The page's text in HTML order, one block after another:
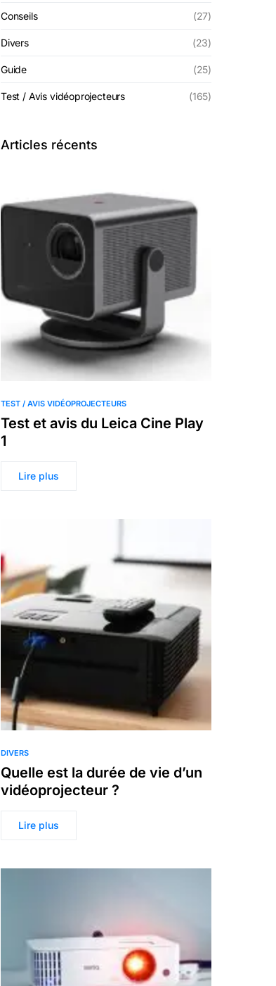
Conseils (27)
Divers (23)
Guide (25)
Test / Avis vidéoprojecteurs (165)
Articles récents
TEST / AVIS VIDÉOPROJECTEURS
Test et avis du Leica Cine Play
1
Lire plus
DIVERS
Quelle est la durée de vie d’un
vidéoprojecteur ?
Lire plus